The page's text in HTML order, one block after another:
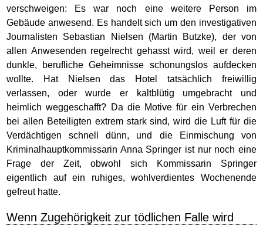
verschweigen: Es war noch eine weitere Person im
Gebäude anwesend. Es handelt sich um den investigativen
Journalisten Sebastian Nielsen (Martin Butzke), der von
allen Anwesenden regelrecht gehasst wird, weil er deren
dunkle, berufliche Geheimnisse schonungslos aufdecken
wollte. Hat Nielsen das Hotel tatsächlich freiwillig
verlassen, oder wurde er kaltblütig umgebracht und
heimlich weggeschafft? Da die Motive für ein Verbrechen
bei allen Beteiligten extrem stark sind, wird die Luft für die
Verdächtigen schnell dünn, und die Einmischung von
Kriminalhauptkommissarin Anna Springer ist nur noch eine
Frage der Zeit, obwohl sich Kommissarin Springer
eigentlich auf ein ruhiges, wohlverdientes Wochenende
gefreut hatte.
Wenn Zugehörigkeit zur tödlichen Falle wird